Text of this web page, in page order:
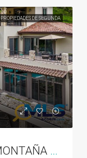
PROPIEDADES DE SEGUNDA
LUJOSA CASA DE MONTAÑA EN VALLE ESCONDIDO EN BOQUETE, PANAMA